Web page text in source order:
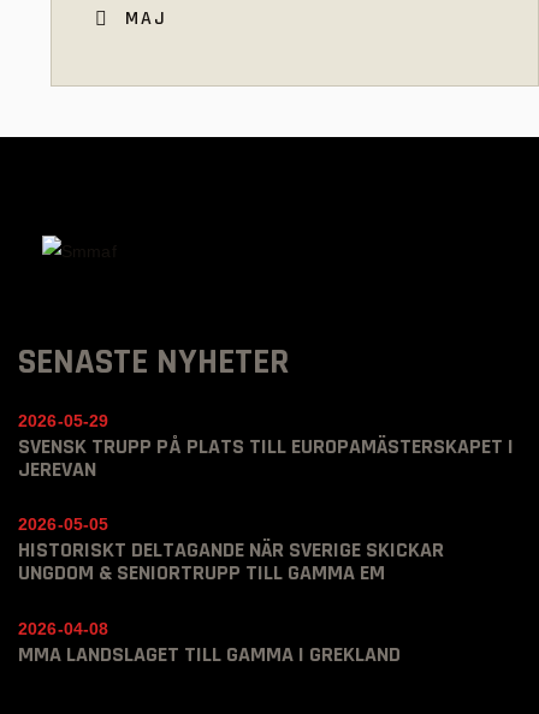
« MAJ
SENASTE NYHETER
SVENSK TRUPP PÅ PLATS TILL EUROPAMÄSTERSKAPET I
JEREVAN
2026-05-29
HISTORISKT DELTAGANDE NÄR SVERIGE SKICKAR
UNGDOM & SENIORTRUPP TILL GAMMA EM
2026-05-05
MMA LANDSLAGET TILL GAMMA I GREKLAND
2026-04-08